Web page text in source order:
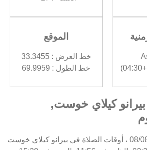
الموقع
خط العرض : 33.3455
خط الطول : 69.9959
بيرانو كيلاي خوست,
اليوم، السبت 08/08/2026 ، أوقات الصلاة في بيرانو كيلاي خوست